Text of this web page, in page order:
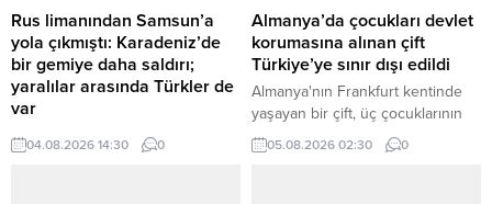
Rus limanından Samsun’a
yola çıkmıştı: Karadeniz’de
bir gemiye daha saldırı;
yaralılar arasında Türkler de
var
Rusya'nın Novorossiysk
Limanı'ndan Samsun'a seyir
04.08.2026 14:30 0
Almanya’da çocukları devlet
korumasına alınan çift
Türkiye’ye sınır dışı edildi
Almanya'nın Frankfurt kentinde
yaşayan bir çift, üç çocuklarının
Frankfurt Gençlik Dairesi
(Jugendamt) tarafından koruma
05.08.2026 02:30 0